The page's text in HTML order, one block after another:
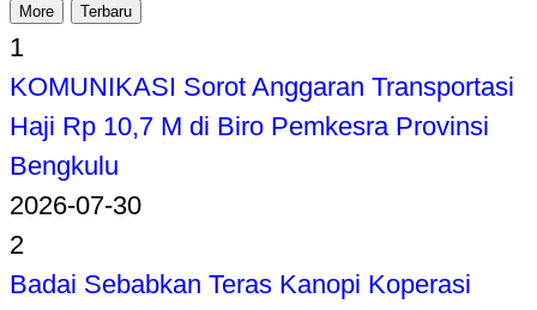
More Terbaru
1
KOMUNIKASI Sorot Anggaran Transportasi
Haji Rp 10,7 M di Biro Pemkesra Provinsi
Bengkulu
2026-07-30
2
Badai Sebabkan Teras Kanopi Koperasi